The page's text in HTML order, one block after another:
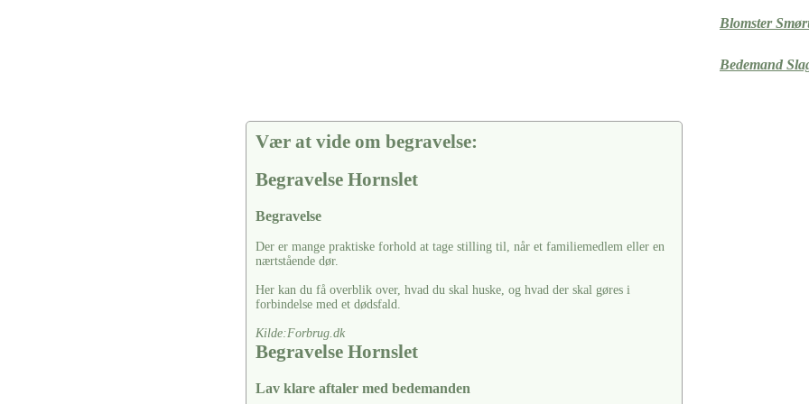
Vær at vide om begravelse:
Begravelse Hornslet
Begravelse
Der er mange praktiske forhold at tage stilling til, når et familiemedlem eller en
nærtstående dør.
Her kan du få overblik over, hvad du skal huske, og hvad der skal gøres i
forbindelse med et dødsfald.
Kilde:Forbrug.dk
Begravelse Hornslet
Lav klare aftaler med bedemanden
Blomster
Bedemand